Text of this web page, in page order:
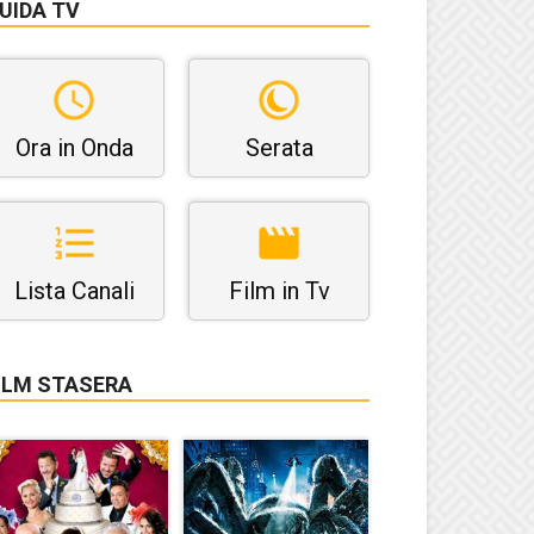
TV
Ora in Onda Serata
Lista Canali Film in Tv
STASERA